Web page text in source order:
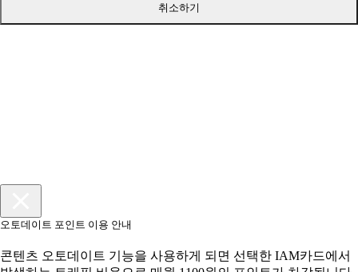
취소하기
오토데이트 포인트 이용 안내
콘텐츠 오토데이트 기능을 사용하게 되면 선택한 IAM카드에서